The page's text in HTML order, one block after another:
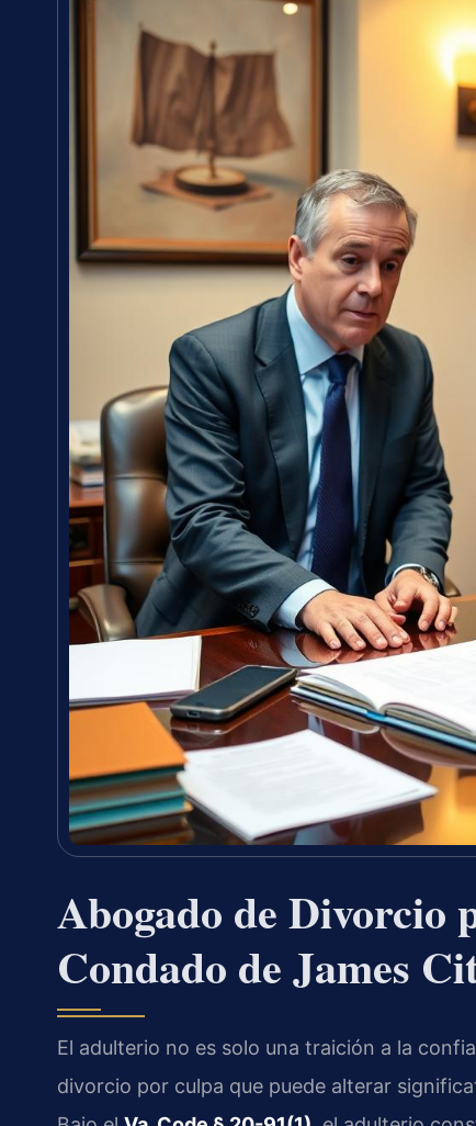
Abogado de Divorcio
Condado de James
El adulterio no es solo una traición a la
divorcio por culpa que puede alterar